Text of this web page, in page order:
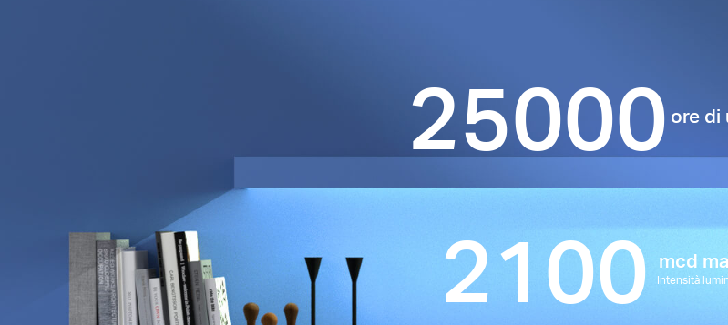
25000 ore di
2100 mcd
Intensità